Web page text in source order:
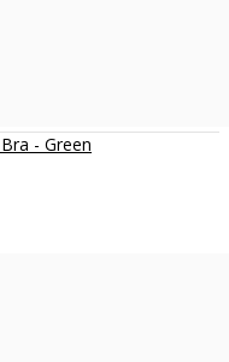
- Green